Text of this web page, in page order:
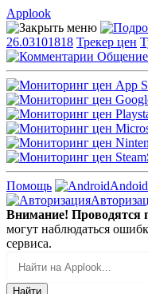
Applook
26.03101818 Трекер цен
Общение
Помощь
Внимание! Проводятся
могут наблюдаться
сервиса.